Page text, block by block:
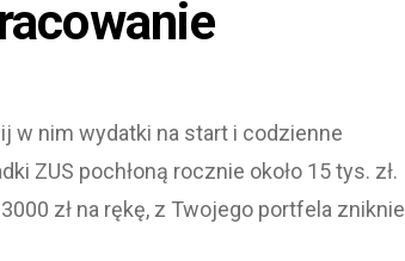
w nim wydatki na start i codzienne
ZUS pochłoną rocznie około 15 tys. zł.
zł na rękę, z Twojego portfela zniknie